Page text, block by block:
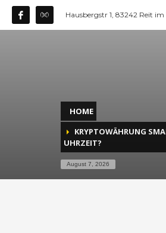
Hausbergstr 1, 83242 Reit
HOME
KRYPTOWÄHRUNG
UHRZEIT?
August 7, 2026